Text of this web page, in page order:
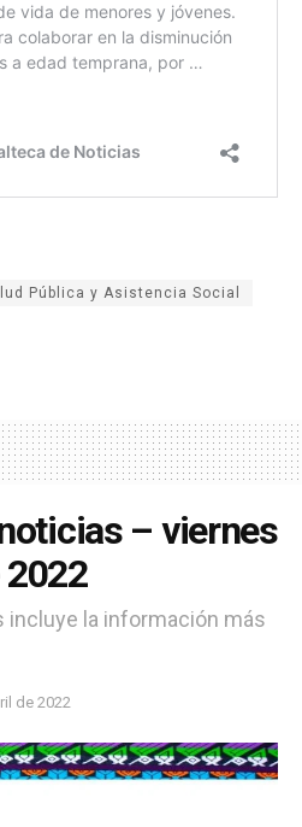
Pública y Asistencia Social
– viernes
incluye la información más
de 2022